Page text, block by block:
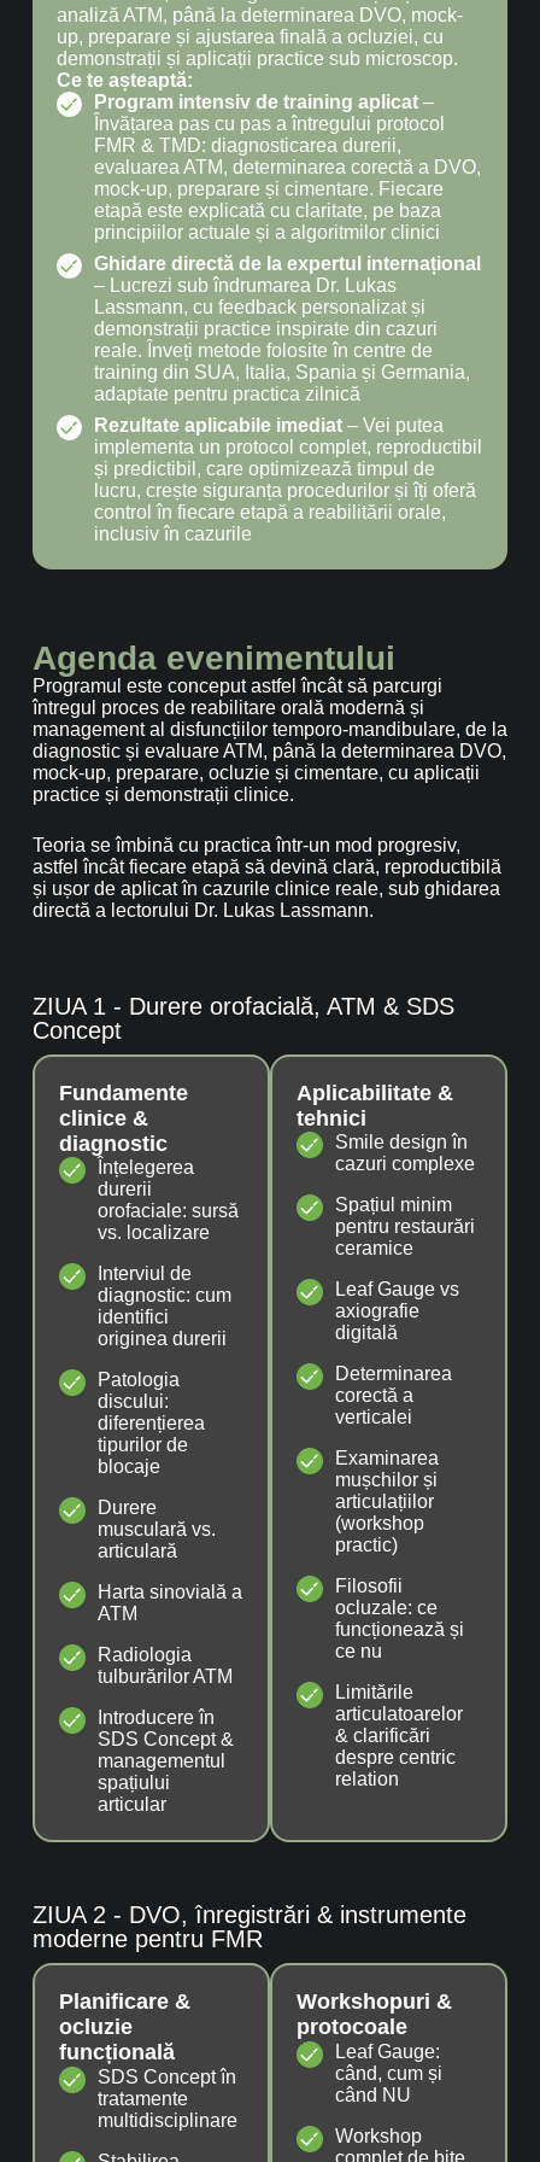
analiză ATM, până la determinarea DVO, mock-
up, preparare și ajustarea finală a ocluziei, cu
demonstrații și aplicații practice sub microscop.
Ce te așteaptă:
Program intensiv de training aplicat –
Învățarea pas cu pas a întregului protocol
FMR & TMD: diagnosticarea durerii,
evaluarea ATM, determinarea corectă a DVO,
mock-up, preparare și cimentare. Fiecare
etapă este explicată cu claritate, pe baza
principiilor actuale și a algoritmilor clinici
Ghidare directă de la expertul internațional
– Lucrezi sub îndrumarea Dr. Lukas
Lassmann, cu feedback personalizat și
demonstrații practice inspirate din cazuri
reale. Înveți metode folosite în centre de
training din SUA, Italia, Spania și Germania,
adaptate pentru practica zilnică
Rezultate aplicabile imediat – Vei putea
implementa un protocol complet, reproductibil
și predictibil, care optimizează timpul de
lucru, crește siguranța procedurilor și îți oferă
control în fiecare etapă a reabilitării orale,
inclusiv în cazurile
Agenda evenimentului
Programul este conceput astfel încât să parcurgi
întregul proces de reabilitare orală modernă și
management al disfuncțiilor temporo-mandibulare, de la
diagnostic și evaluare ATM, până la determinarea DVO,
mock-up, preparare, ocluzie și cimentare, cu aplicații
practice și demonstrații clinice.
Teoria se îmbină cu practica într-un mod progresiv,
astfel încât fiecare etapă să devină clară, reproductibilă
și ușor de aplicat în cazurile clinice reale, sub ghidarea
directă a lectorului Dr. Lukas Lassmann.
ZIUA 1 - Durere orofacială, ATM & SDS
Concept
Fundamente
clinice &
diagnostic
Înțelegerea
durerii
orofaciale: sursă
vs. localizare
Interviul de
diagnostic: cum
identifici
originea durerii
Patologia
discului:
diferențierea
tipurilor de
blocaje
Durere
musculară vs.
articulară
Harta sinovială a
ATM
Radiologia
tulburărilor ATM
Introducere în
SDS Concept &
managementul
spațiului
articular
Aplicabilitate &
tehnici
Smile design în
cazuri complexe
Spațiul minim
pentru restaurări
ceramice
Leaf Gauge vs
axiografie
digitală
Determinarea
corectă a
verticalei
Examinarea
mușchilor și
articulațiilor
(workshop
practic)
Filosofii
ocluzale: ce
funcționează și
ce nu
Limitările
articulatoarelor
& clarificări
despre centric
relation
ZIUA 2 - DVO, înregistrări & instrumente
moderne pentru FMR
Planificare &
ocluzie
funcțională
SDS Concept în
tratamente
multidisciplinare
Workshopuri &
protocoale
Leaf Gauge:
când, cum și
când NU
Workshop
complet de bite